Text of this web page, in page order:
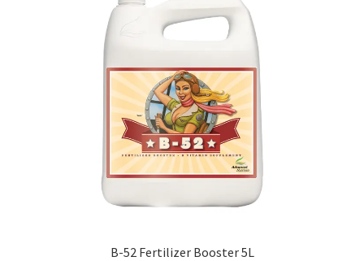
B-52 Fertilizer Booster 5L